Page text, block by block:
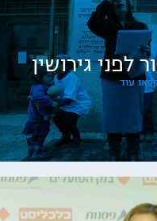
לפני גירושין
עוד